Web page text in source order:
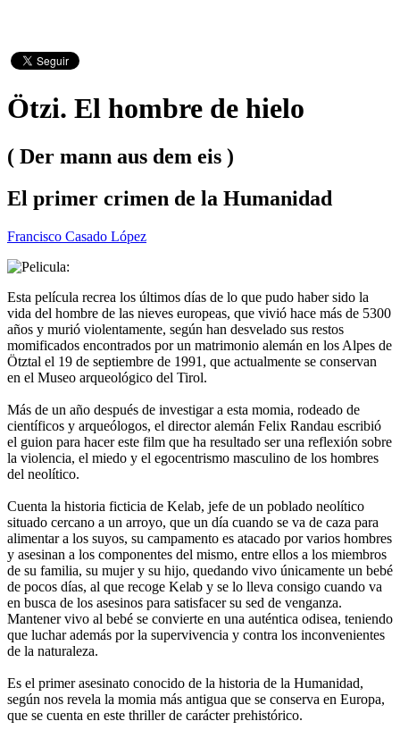
Ötzi. El hombre de hielo
( Der mann aus dem eis )
El primer crimen de la Humanidad
Francisco Casado López
Esta película recrea los últimos días de lo que pudo haber sido la
vida del hombre de las nieves europeas, que vivió hace más de 5300
años y murió violentamente, según han desvelado sus restos
momificados encontrados por un matrimonio alemán en los Alpes de
Ötztal el 19 de septiembre de 1991, que actualmente se conservan
en el Museo arqueológico del Tirol.
Más de un año después de investigar a esta momia, rodeado de
científicos y arqueólogos, el director alemán Felix Randau escribió
el guion para hacer este film que ha resultado ser una reflexión sobre
la violencia, el miedo y el egocentrismo masculino de los hombres
del neolítico.
Cuenta la historia ficticia de Kelab, jefe de un poblado neolítico
situado cercano a un arroyo, que un día cuando se va de caza para
alimentar a los suyos, su campamento es atacado por varios hombres
y asesinan a los componentes del mismo, entre ellos a los miembros
de su familia, su mujer y su hijo, quedando vivo únicamente un bebé
de pocos días, al que recoge Kelab y se lo lleva consigo cuando va
en busca de los asesinos para satisfacer su sed de venganza.
Mantener vivo al bebé se convierte en una auténtica odisea, teniendo
que luchar además por la supervivencia y contra los inconvenientes
de la naturaleza.
Es el primer asesinato conocido de la historia de la Humanidad,
según nos revela la momia más antigua que se conserva en Europa,
que se cuenta en este thriller de carácter prehistórico.